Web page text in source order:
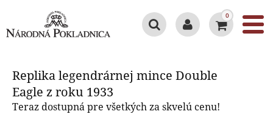
0
Replika legendrárnej mince Double
Eagle z roku 1933
Teraz dostupná pre všetkých za skvelú cenu!
Replika legendrárnej mince